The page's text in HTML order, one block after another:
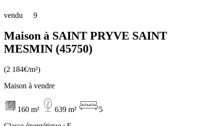
vendu 9
Maison à SAINT PRYVE SAINT
MESMIN (45750)
(2 184€/m²)
Maison à vendre
160 m² 639 m²
5